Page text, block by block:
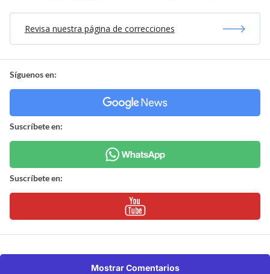
Revisa nuestra página de correcciones
Síguenos en:
Suscríbete en:
Suscríbete en:
Mostrar Comentarios